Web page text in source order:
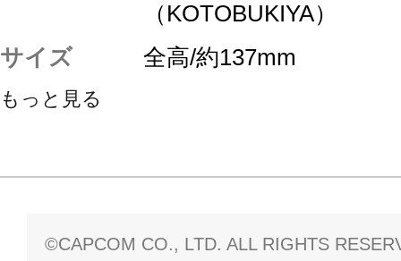
（KOTOBUKIYA）
サイズ
全高/約137mm
もっと見る
©CAPCOM CO., LTD. ALL RIGHTS